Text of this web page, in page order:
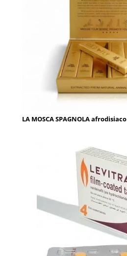
LA MOSCA SPAGNOLA afrodisiaco